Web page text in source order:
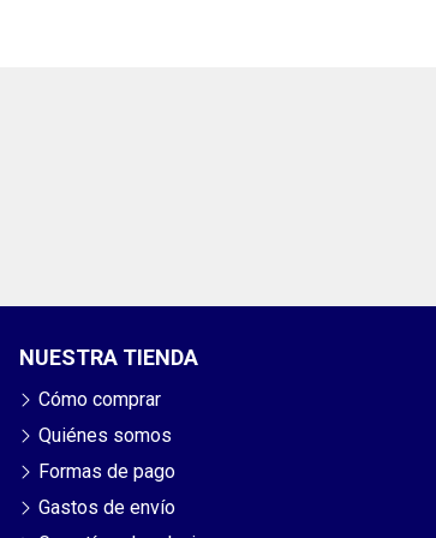
NUESTRA TIENDA
Cómo comprar
Quiénes somos
Formas de pago
Gastos de envío